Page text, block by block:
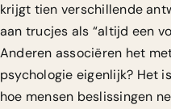
krijgt tien verschillende
aan trucjes als “altijd een
Anderen associëren het
psychologie eigenlijk? Het
hoe mensen beslissingen